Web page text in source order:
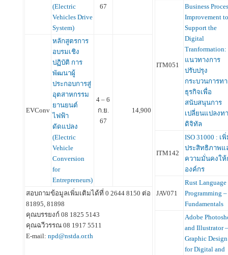
(Electric
Vehicles Drive
System)
67
EVConv
หลักสูตรการ
อบรมเชิง
ปฏิบัติ การ
พัฒนาผู้
ประกอบการสู่
อุตสาหกรรม
ยานยนต์
ไฟฟ้า
ดัดแปลง
(Electric
Vehicle
Conversion
for
Entrepreneurs)
4 – 6
ก.ย.
67
14,900
สอบถามข้อมูลเพิ่มเติมได้ที่ 0 2644 8150 ต่อ
81895, 81898
คุณบรรยงก์ 08 1825 5143
คุณฉวีวรรณ 08 1917 5511
E-mail: npd@nstda.or.th
ITM051
Business
Improvement to
Support the
Digital
Tranformation:
แนวทางการ
ปรับปรุง
กระบวนการท
ธุรกิจเพื่อ
สนับสนุนการ
เปลี่ยนแปลงท
ดิจิทัล
ITM142
ISO 31000 : เ
ประสิทธิภาพแ
ความมั่นคงให้
องค์กร
JAV071
Rust Language
Programming –
Fundamentals
Adobe
and Illustrator –
Graphic Design
for Digital and